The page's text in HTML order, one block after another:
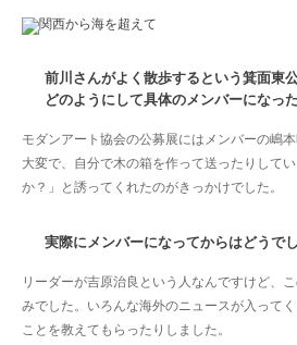
前川さんがよく散歩するという箕面東
どのようにして具体のメンバーになっ
モダンアート協会の公募展にはメンバーの嶋
大変で、自分で木の箱を作って送ったりして
か？」と誘ってくれたのがきっかけでした。
実際にメンバーになってからはどうで
リーダーが吉原治良という人なんですけど、
みでした。いろんな海外のニュースが入って
ことを教えてもらったりしました。